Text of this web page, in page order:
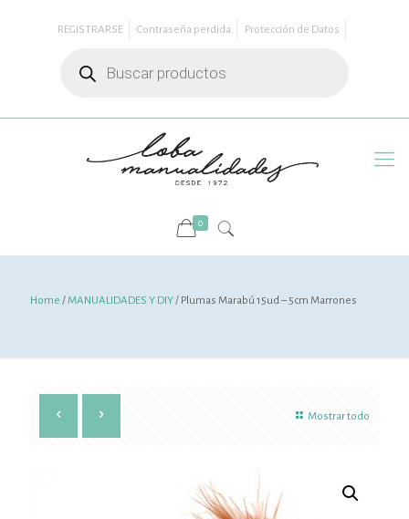
REGISTRARSE Contraseña perdida
Protección de Datos
productos
0
Home /MANUALIDADES Y DIY/ Plumas Marabú 15ud – 5cm Marrones
Mostrar todo